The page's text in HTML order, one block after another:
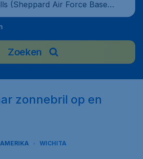
(Sheppard Air Force Base),
Zoeken
zonnebril op en
AMERIKA WICHITA